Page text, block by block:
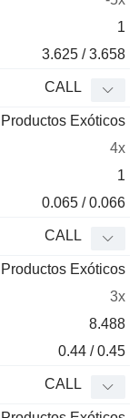
1
3.625 / 3.658
CALL
Productos Exóticos
4x
1
0.065 / 0.066
CALL
Productos Exóticos
3x
8.488
0.44 / 0.45
CALL